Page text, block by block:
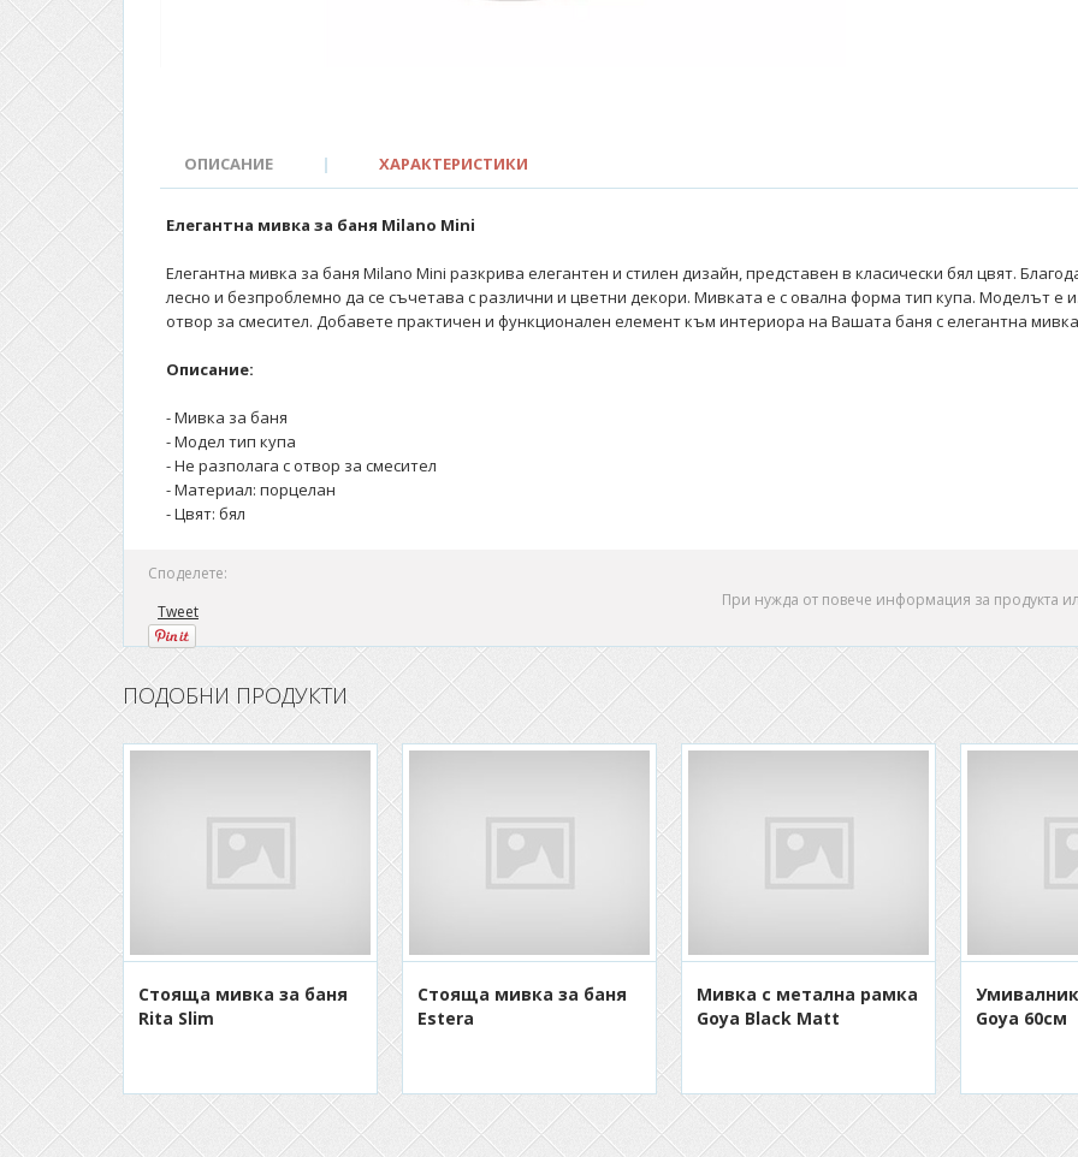
ОПИСАНИЕ | ХАРАКТЕРИСТИКИ
Елегантна мивка за баня Milano Mini
Елегантна мивка за баня Milano Mini разкрива елегантен и стилен дизайн, представен в класически бял цвят.
лесно и безпроблемно да се съчетава с различни и цветни декори. Мивката е с овална форма тип купа. Моделът е
отвор за смесител. Добавете практичен и функционален елемент към интериора на Вашата баня с елегантна
Описание:
- Мивка за баня
- Модел тип купа
- Не разполага с отвор за смесител
- Материал: порцелан
- Цвят: бял
Споделете:
Tweet
При нужда от повече информация за продукта
ПОДОБНИ ПРОДУКТИ
Стояща мивка за баня
Rita Slim
Стояща мивка за баня
Estera
Мивка с метална рамка
Goya Black Matt
Goya 60см